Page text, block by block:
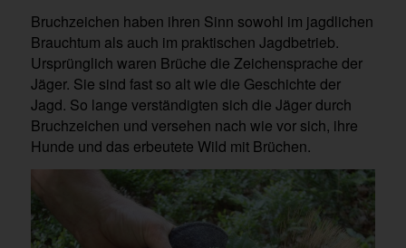
Bruchzeichen haben ihren Sinn sowohl im jagdlichen
Brauchtum als auch im praktischen Jagdbetrieb.
Ursprünglich waren Brüche die Zeichensprache der
Jäger. Sie sind fast so alt wie die Geschichte der
Jagd. So lange verständigten sich die Jäger durch
Bruchzeichen und versehen nach wie vor sich, ihre
Hunde und das erbeutete Wild mit Brüchen.